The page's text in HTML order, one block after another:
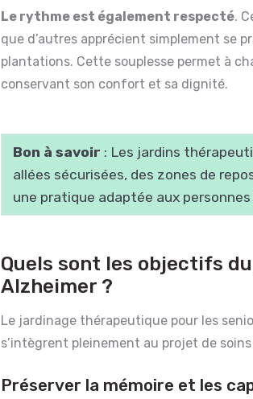
Le rythme est également respecté.
que d’autres apprécient simplement se
plantations. Cette souplesse permet à
conservant son confort et sa dignité.
Bon à savoir : Les jardins
allées sécurisées, des zones de
une pratique adaptée aux
Quels sont les objectifs
Alzheimer ?
Le jardinage thérapeutique pour les
s’intègrent pleinement au projet de soins
Préserver la mémoire et les